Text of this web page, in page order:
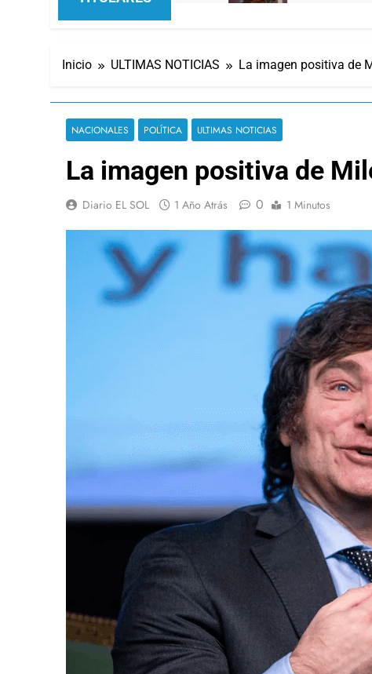
Inicio ULTIMAS NOTICIAS La imagen positiva de
NACIONALES POLÍTICA ULTIMAS NOTICIAS
La imagen positiva de
Diario EL SOL 1 Año Atrás 0 1 Minutos